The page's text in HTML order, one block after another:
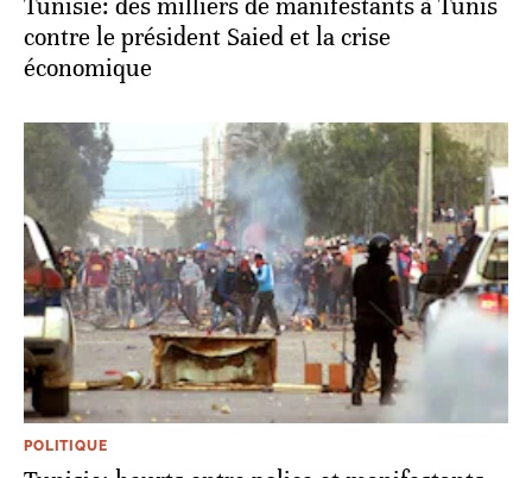
Tunisie: des milliers de manifestants à Tunis
contre le président Saied et la crise
économique
POLITIQUE